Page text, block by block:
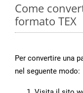
Come
formato TEX
Per convertire una
nel seguente modo: